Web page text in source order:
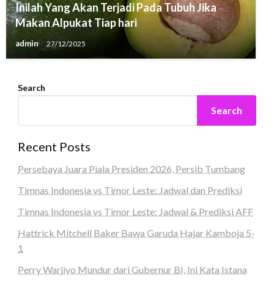
Inilah Yang Akan Terjadi Pada Tubuh Jika
Makan Alpukat Tiap hari
admin 27/12/2025
Search
Search
Recent Posts
Persebaya Juara Piala Presiden 2026, Persib Tumbang
Timnas Indonesia vs Timor Leste: Jadwal dan Prediksi
Timnas Indonesia vs Timor Leste: Jadwal & Prediksi AFF
Hattrick Mitchell Baker Bawa Garuda Hajar Kamboja 5-
1
Perry Warjiyo Mundur dari Gubernur BI, Ini Kata Istana